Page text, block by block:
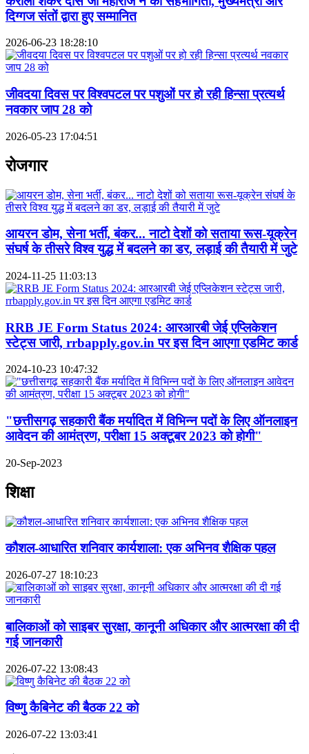
दिग्गज संतों द्वारा हुए सम्मानित
2026-06-23 18:28:10
जीवदया दिवस पर विश्वपटल पर पशुओं पर हो रही हिन्सा प्रत्यर्थ
नवकार जाप 28 को
2026-05-23 17:04:51
रोजगार
आयरन डोम, सेना भर्ती, बंकर... नाटो देशों को सताया रूस-यूक्रेन
संघर्ष के तीसरे विश्व युद्ध में बदलने का डर, लड़ाई की तैयारी में जुटे
2024-11-25 11:03:13
RRB JE Form Status 2024: आरआरबी जेई एप्लिकेशन
स्टेट्स जारी, rrbapply.gov.in पर इस दिन आएगा एडमिट कार्ड
2024-10-23 10:47:32
"छत्तीसगढ़ सहकारी बैंक मर्यादित में विभिन्न पदों के लिए ऑनलाइन
आवेदन की आमंत्रण, परीक्षा 15 अक्टूबर 2023 को होगी"
20-Sep-2023
शिक्षा
कौशल-आधारित शनिवार कार्यशाला: एक अभिनव शैक्षिक पहल
2026-07-27 18:10:23
बालिकाओं को साइबर सुरक्षा, कानूनी अधिकार और आत्मरक्षा की दी
गई जानकारी
2026-07-22 13:08:43
विष्णु कैबिनेट की बैठक 22 को
2026-07-22 13:03:41